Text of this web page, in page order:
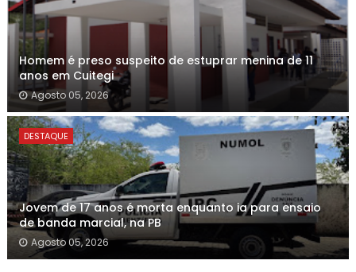
Homem é preso suspeito de estuprar menina de 11
anos em Cuitegi
Agosto 05, 2026
DESTAQUE
Jovem de 17 anos é morta enquanto ia para ensaio
de banda marcial, na PB
Agosto 05, 2026